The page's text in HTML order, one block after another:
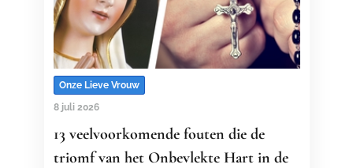
Onze Lieve Vrouw
8 juli 2026
13 veelvoorkomende fouten die de
triomf van het Onbevlekte Hart in de